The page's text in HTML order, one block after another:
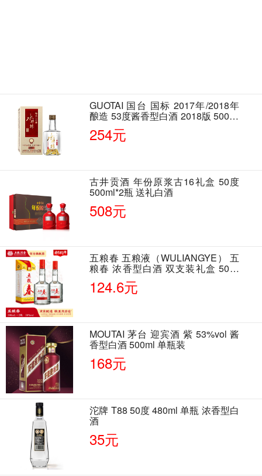
GUOTAI 国台 国标 2017年/2018年
酿造 53度酱香型白酒 2018版 500ml
单瓶装
254元
古井贡酒 年份原浆古16礼盒 50度
500ml*2瓶 送礼白酒
508元
五粮春 五粮液（WULIANGYE） 五
粮春 浓香型白酒 双支装礼盒 50度
500ml*2瓶 含酒具
124.6元
MOUTAI 茅台 迎宾酒 紫 53%vol 酱
香型白酒 500ml 单瓶装
168元
沱牌 T88 50度 480ml 单瓶 浓香型白
酒
35元